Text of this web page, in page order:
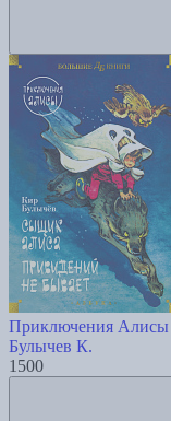
Приключения Алисы
Булычев К.
1500